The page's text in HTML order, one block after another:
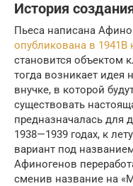
История
Пьеса написана
опубликована в 1941В
становится объектом
тогда возникает идея
внучке, в которой
существовать
предназначалась для
1938—1939 годах, к
вариант под
Афиногенов
сменив название на